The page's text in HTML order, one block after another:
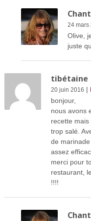
24 mars
Olive,
juste
tibétaine
20 juin 2016 |
bonjour,
nous avons
recette
trop salé.
de
assez
merci pour
restaurant,
!!!!